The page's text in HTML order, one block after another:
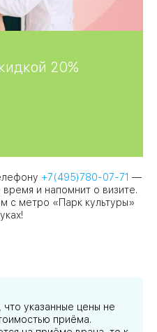
20%
+7(495)780-07-71 —
и напомнит о визите.
с метро «Парк культуры»
указанные цены не
приёма.